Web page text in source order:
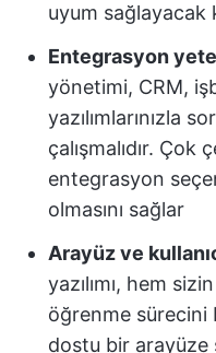
uyum sağlayacak
Entegrasyon
yönetimi, CRM,
yazılımlarınızla
çalışmalıdır. Çok
entegrasyon
olmasını sağlar
Arayüz ve
yazılımı, hem
öğrenme sürecini
dostu bir arayüze